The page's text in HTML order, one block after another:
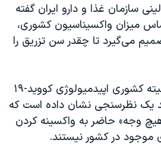
سازمان غذا و دارو ایران گفته
میزان واکسیناسیون کشوری،
می‌گیرد تا چقدر سن تزریق را
حمید سوری، رئیس کمیته کشوری اپیدمیولوژی کووید-۱۹
یک نظرسنجی نشان داده است که
هیچ وجه» حاضر به واکسینه کردن
در کشور نیستند.